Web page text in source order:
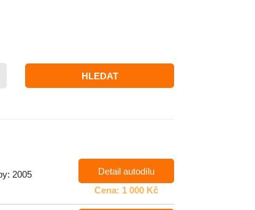
HLEDAT
2005
Detail autodílu
Cena: 1 000 Kč